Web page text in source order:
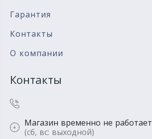
Гарантия
Контакты
О компании
Контакты
Магазин временно не работает
(сб, вс: выходной)